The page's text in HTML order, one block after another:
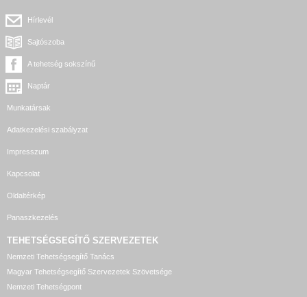
Hírlevél
Sajtószoba
A tehetség sokszínű
Naptár
Munkatársak
Adatkezelési szabályzat
Impresszum
Kapcsolat
Oldaltérkép
Panaszkezelés
TEHETSÉGSEGÍTŐ SZERVEZETEK
Nemzeti Tehetségsegítő Tanács
Magyar Tehetségsegítő Szervezetek Szövetsége
Nemzeti Tehetségpont